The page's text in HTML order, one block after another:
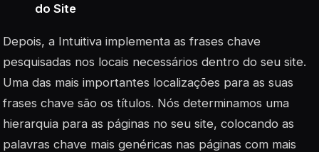
do Site
Depois, a Intuitiva implementa as frases chave
pesquisadas nos locais necessários dentro do seu site.
Uma das mais importantes localizações para as suas
frases chave são os títulos. Nós determinamos uma
hierarquia para as páginas no seu site, colocando as
palavras chave mais genéricas nas páginas com mais